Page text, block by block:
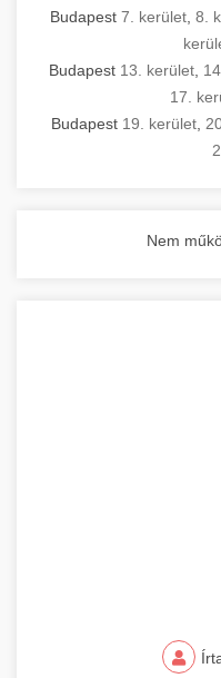
Budapest 7. kerület, 8.
Budapest 13. kerület
17.
Budapest 19. kerület
Nem